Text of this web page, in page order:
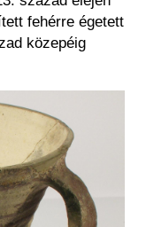
fehérre égetett
közepéig